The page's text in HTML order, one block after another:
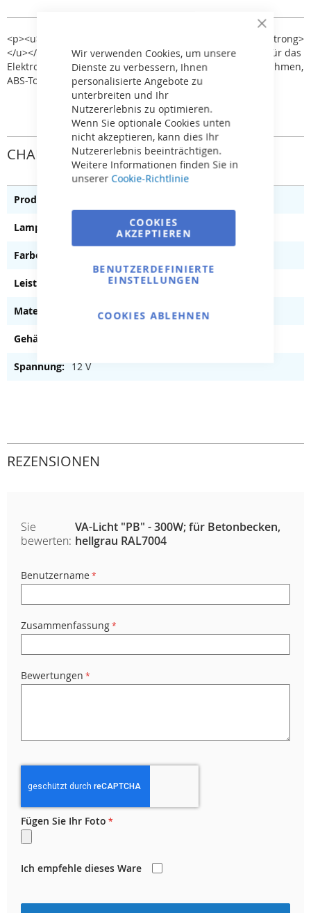
Close
Cookie
Bar
Wir verwenden Cookies, um unsere
Dienste zu verbessern, Ihnen
personalisierte Angebote zu
unterbreiten und Ihr
Nutzererlebnis zu optimieren.
Wenn Sie optionale Cookies unten
nicht akzeptieren, kann dies Ihr
Nutzererlebnis beeinträchtigen.
Weitere Informationen finden Sie in
unserer Cookie-Richtlinie
COOKIES
AKZEPTIEREN
BENUTZERDEFINIERTE
EINSTELLUNGEN
COOKIES ABLEHNEN
<p><u><strong>Licht VA&nbsp;&quot;PB&quot;&nbsp;</strong>
</u></p><ul><li>Für Betonpools</li><li>Schutzschlauch für das
Elektrokabel</li><li>Edelstahl-Spritzgeräte</li><li>ABS-Rahmen,
ABS-Topf</li></ul>
CHARAKTERISTIK
Kunststoff
12 V
REZENSIONEN
Sie
bewerten:
VA-Licht "PB" - 300W; für Betonbecken,
hellgrau RAL7004
Benutzername
Zusammenfassung
Bewertungen
Fügen Sie Ihr Foto
Ich empfehle dieses Ware